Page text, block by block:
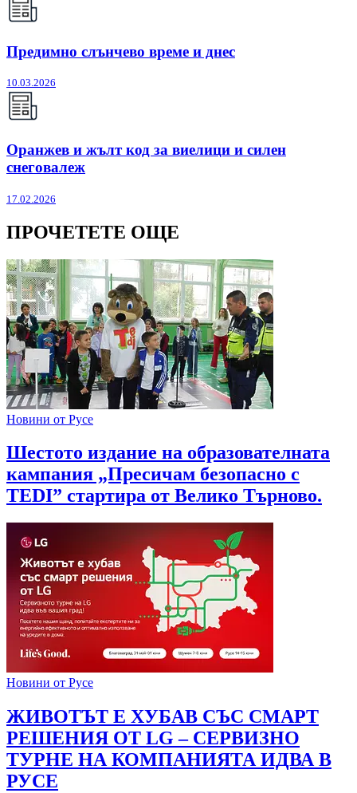
Предимно слънчево време и днес
10.03.2026
Оранжев и жълт код за виелици и силен
снеговалеж
17.02.2026
ПРОЧЕТЕТЕ ОЩЕ
Новини от Русе
Шестото издание на образователната
кампания „Пресичам безопасно с
TEDI” стартира от Велико Търново.
Новини от Русе
ЖИВОТЪТ Е ХУБАВ СЪС СМАРТ
РЕШЕНИЯ ОТ LG – СЕРВИЗНО
ТУРНЕ НА КОМПАНИЯТА ИДВА В
РУСЕ